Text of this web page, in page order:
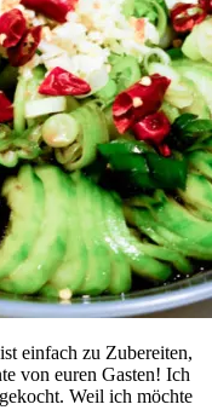
einfach zu Zubereiten,
von euren Gasten! Ich
Weil ich möchte